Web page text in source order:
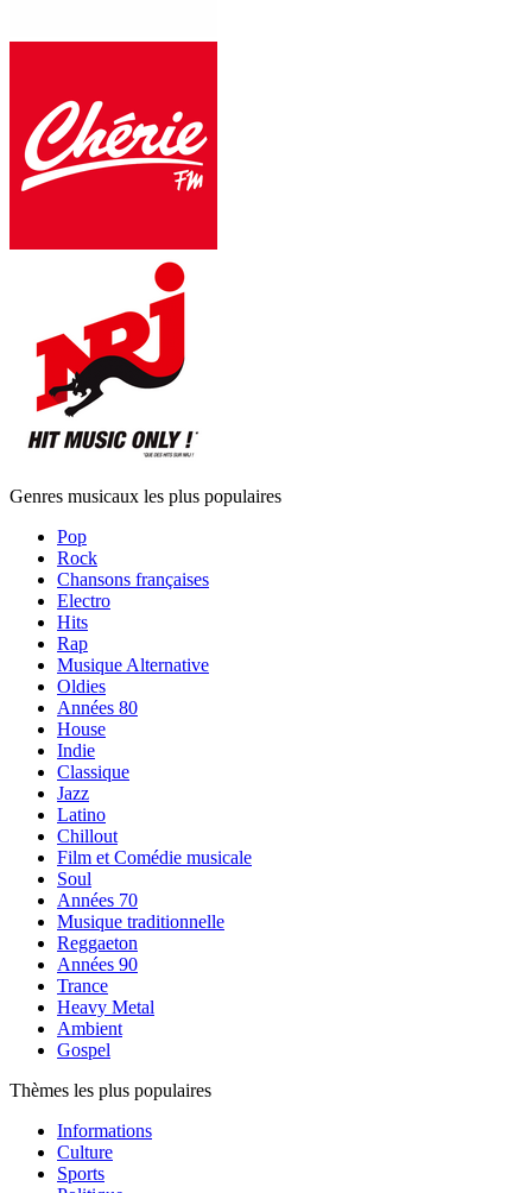
Genres musicaux les plus populaires
Pop
Rock
Chansons françaises
Electro
Hits
Rap
Musique Alternative
Oldies
Années 80
House
Indie
Classique
Jazz
Latino
Chillout
Film et Comédie musicale
Soul
Années 70
Musique traditionnelle
Reggaeton
Années 90
Trance
Heavy Metal
Ambient
Gospel
Thèmes les plus populaires
Informations
Culture
Sports